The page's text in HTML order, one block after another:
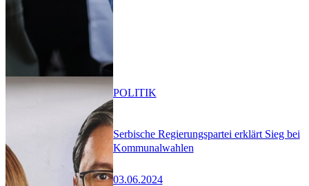
Serbische Regierungspartei erklärt Sieg bei
Kommunalwahlen
03.06.2024
POLITIK